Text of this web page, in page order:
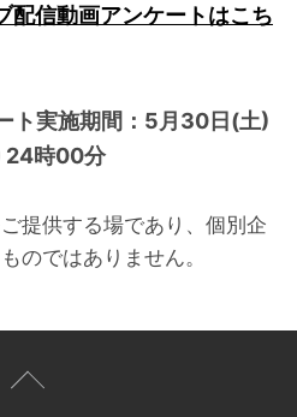
配信動画アンケートはこち
ト実施期間：5月30日(土)
24時00分
提供する場であり、個別企
のではありません。